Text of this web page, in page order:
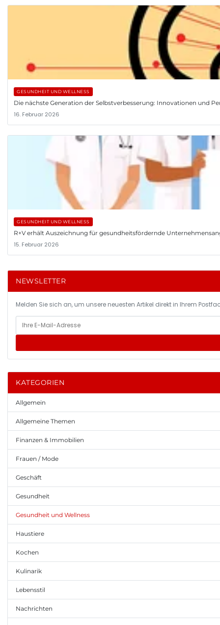
GESUNDHEIT UND WELLNESS
Die nächste Generation der Selbstverbesserung: Innovationen und
16. Februar 2026
GESUNDHEIT UND WELLNESS
R+V erhält Auszeichnung für gesundheitsfördernde
15. Februar 2026
NEWSLETTER
Melden Sie sich an, um unsere neuesten Artikel direkt in Ihrem
KATEGORIEN
Allgemein
Allgemeine Themen
Finanzen & Immobilien
Frauen / Mode
Geschäft
Gesundheit
Gesundheit und Wellness
Haustiere
Kochen
Kulinarik
Lebensstil
Nachrichten